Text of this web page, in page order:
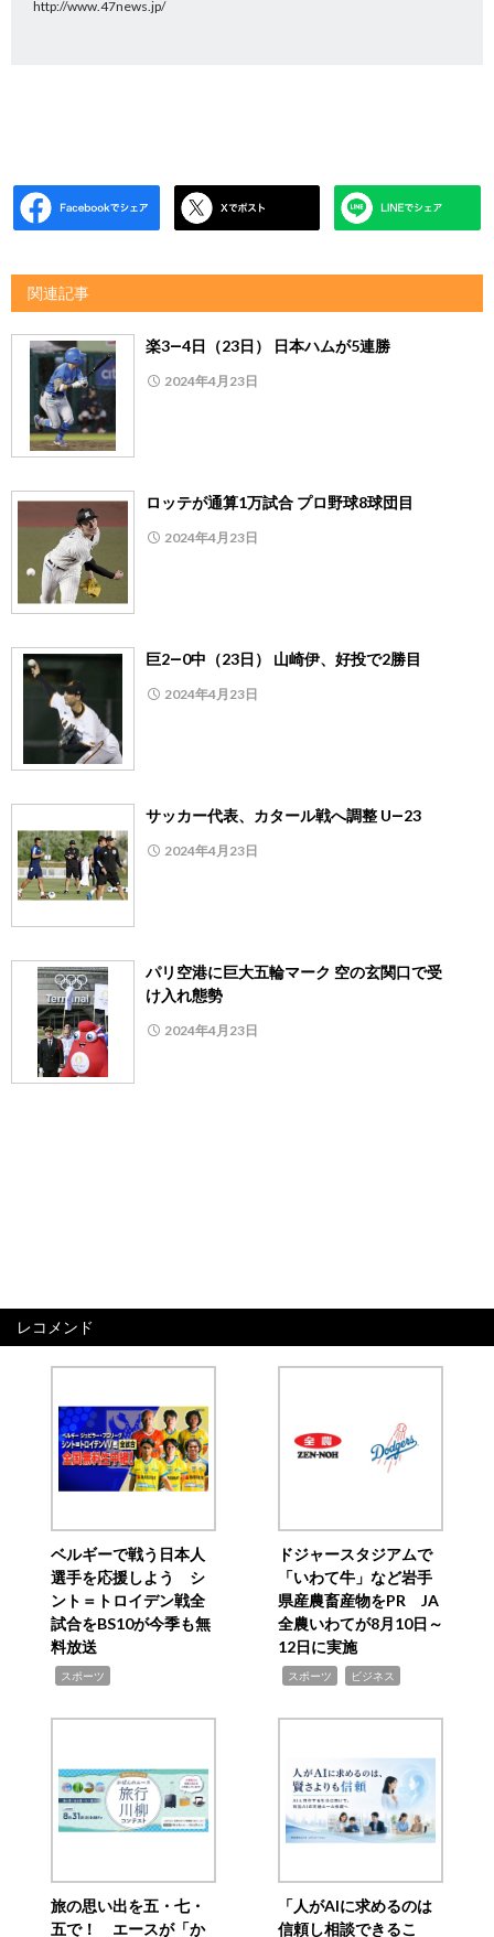
http://www.47news.jp/
関連記事
楽3―4日（23日） 日本ハムが5連勝
2024年4月23日
ロッテが通算1万試合 プロ野球8球団目
2024年4月23日
巨2―0中（23日） 山崎伊、好投で2勝目
2024年4月23日
サッカー代表、カタール戦へ調整 U―23
2024年4月23日
パリ空港に巨大五輪マーク 空の玄関口で受
け入れ態勢
2024年4月23日
レコメンド
ベルギーで戦う日本人
選手を応援しよう シ
ント＝トロイデン戦全
試合をBS10が今季も無
料放送
スポーツ
ドジャースタジアムで
「いわて牛」など岩手
県産農畜産物をPR JA
全農いわてが8月10日～
12日に実施
スポーツ ビジネス
旅の思い出を五・七・
五で！ エースが「か
「人がAIに求めるのは
信頼し相談できるこ